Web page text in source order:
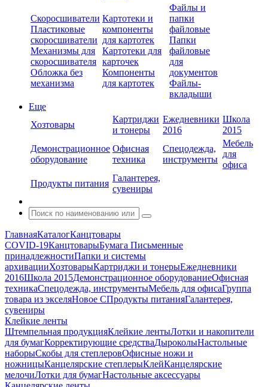
Скоросшиватели
Пластиковые
скоросшиватели
Механизмы для
скоросшивателя
Обложка без
механизма
Картотеки и
компоненты
для картотек
Картотеки для
карточек
Компоненты
для картотек
Файлы и
папки
файловые
Папки
файловые
для
документов
Файлы-
вкладыши
Еще
Хозтовары
Картриджи
и тонеры
Ежедневники
2016
Школа
2015
Демонстрационное
оборудование
Офисная
техника
Спецодежда,
инструменты
Мебель
для
офиса
Продукты питания
Галантерея,
сувениры
ГлавнаяКаталогКанцтовары
COVID-19КанцтоварыБумага Письменные
принадлежностиПапки и системы
архивацииХозтоварыКартриджи и тонерыЕжедневники
2016Школа 2015Демонстрационное оборудованиеОфисная
техникаСпецодежда, инструментыМебель для офисаГруппа
товара из экселяНовое СПродукты питанияГалантерея,
сувениры
Клейкие ленты
Штемпельная продукцияКлейкие лентыЛотки и накопители
для бумагКорректирующие средстваДыроколыНастольные
наборыСкобы для степлеровОфисные ножи и
ножницыКанцелярские степлерыКлейКанцелярские
мелочиЛотки для бумагНастольные аксессуары